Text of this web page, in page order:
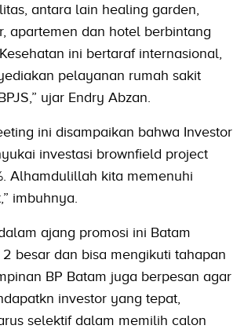
antara lain healing garden,
apartemen dan hotel berbintang
ini bertaraf internasional,
pelayanan rumah sakit
ujar Endry Abzan.
ini disampaikan bahwa Investor
investasi brownfield project
Alhamdulillah kita memenuhi
imbuhnya.
ajang promosi ini Batam
besar dan bisa mengikuti tahapan
BP Batam juga berpesan agar
investor yang tepat,
selektif dalam memilih calon